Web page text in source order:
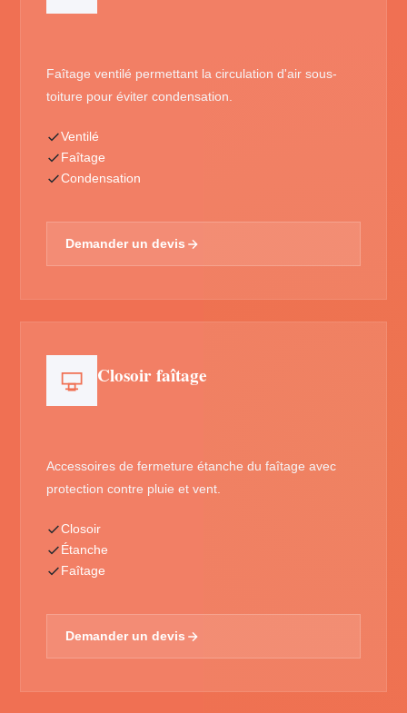
Faîtage ventilé permettant la circulation d'air sous-
toiture pour éviter condensation.
Ventilé
Faîtage
Condensation
Demander un devis
Closoir faîtage
Accessoires de fermeture étanche du faîtage avec
protection contre pluie et vent.
Closoir
Étanche
Faîtage
Demander un devis